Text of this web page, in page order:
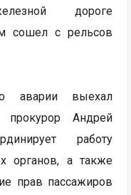
дороге
сошел с рельсов
аварии выехал
прокурор Андрей
работу
органов, а также
прав пассажиров